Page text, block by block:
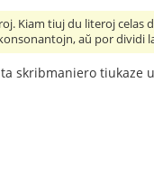
Kiam tiuj du literoj
aŭ por dividi
skribmaniero tiukaze